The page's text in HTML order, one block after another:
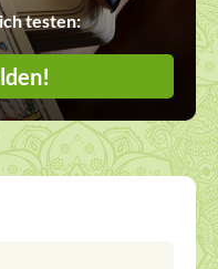
testen: